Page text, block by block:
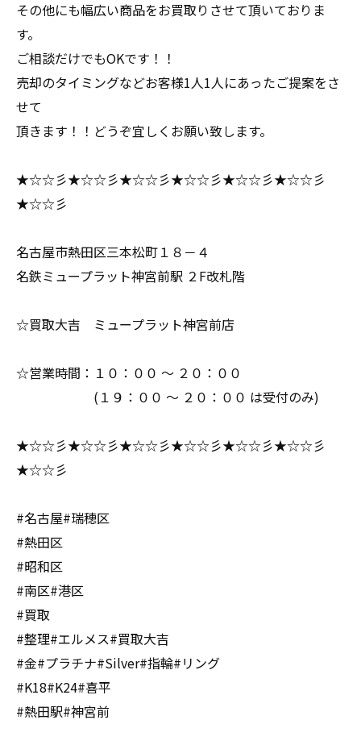
その他にも幅広い商品をお買取りさせて頂いておりま
す。
ご相談だけでもOKです！！
売却のタイミングなどお客様1人1人にあったご提案をさ
せて
頂きます！！どうぞ宜しくお願い致します。
★☆☆彡★☆☆彡★☆☆彡★☆☆彡★☆☆彡★☆☆彡
★☆☆彡
名古屋市熱田区三本松町１８－４
名鉄ミュープラット神宮前駅 ２F改札階
☆買取大吉 ミュープラット神宮前店
☆営業時間：１０：００ ～ ２０：００
(１９：００ ～ ２０：００ は受付のみ)
★☆☆彡★☆☆彡★☆☆彡★☆☆彡★☆☆彡★☆☆彡
★☆☆彡
#名古屋#瑞穂区
#熱田区
#昭和区
#南区#港区
#買取
#整理#エルメス#買取大吉
#金#プラチナ#Silver#指輪#リング
#K18#K24#喜平
#熱田駅#神宮前